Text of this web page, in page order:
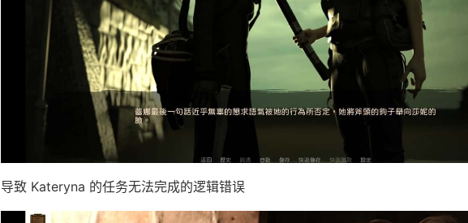
导致 Kateryna 的任务无法完成的逻辑错误